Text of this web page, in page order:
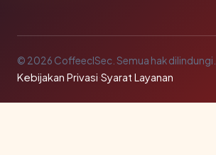
© 2026 CoffeeclSec. Semua hak dilindungi.
Kebijakan Privasi·Syarat Layanan